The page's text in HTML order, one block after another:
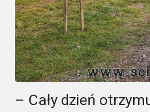
– Cały dzień